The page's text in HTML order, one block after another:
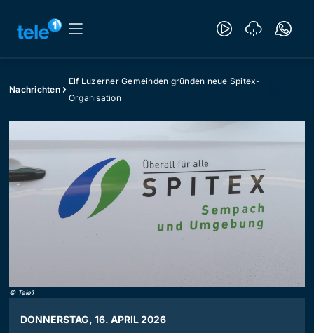
Nachrichten
Elf Luzerner Gemeinden gründen neue Spitex-
Organisation
© Tele1
DONNERSTAG, 16. APRIL 2026